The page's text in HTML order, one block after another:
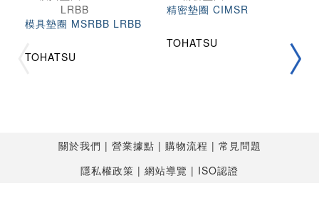
模具墊圈 MSRBB LRBB
TOHATSU
精密墊圈 CIMSR
TOHATSU
關於我們 營業據點 購物流程
常見問題
隱私權政策
網站導覽 ISO認證